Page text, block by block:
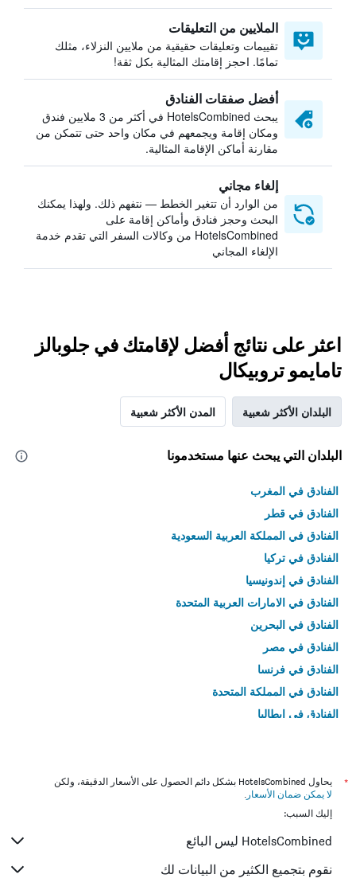
الملايين من التعليقات
تقييمات وتعليقات حقيقية من ملايين النزلاء، مثلك
تمامًا. احجز إقامتك المثالية بكل ثقة!
أفضل صفقات الفنادق
يبحث HotelsCombined في أكثر من 3 ملايين فندق
ومكان إقامة ويجمعهم في مكان واحد حتى تتمكن من
مقارنة أماكن الإقامة المثالية.
إلغاء مجاني
من الوارد أن تتغير الخطط — نتفهم ذلك. ولهذا يمكنك
البحث وحجز فنادق وأماكن إقامة على
HotelsCombined من وكالات السفر التي تقدم خدمة
الإلغاء المجاني
اعثر على نتائج أفضل لإقامتك في جلوبالز
تامايمو تروبيكال
البلدان الأكثر شعبية المدن الأكثر شعبية
البلدان التي يبحث عنها مستخدمونا
الفنادق في المغرب
الفنادق في قطر
الفنادق في المملكة العربية السعودية
الفنادق في تركيا
الفنادق في إندونيسيا
الفنادق في الامارات العربية المتحدة
الفنادق في البحرين
الفنادق في مصر
الفنادق في فرنسا
الفنادق في المملكة المتحدة
الفنادق في إيطاليا
*
يحاول HotelsCombined بشكل دائم الحصول على الأسعار الدقيقة، ولكن
لا يمكن ضمان الأسعار .
إليك السبب:
HotelsCombined ليس البائع
نقوم بتجميع الكثير من البيانات لك